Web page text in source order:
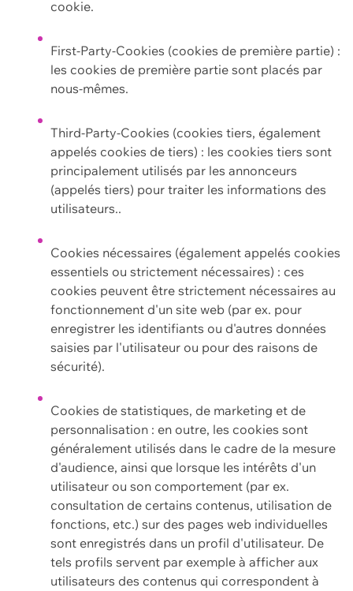
cookie.
First-Party-Cookies (cookies de première partie) :
les cookies de première partie sont placés par
nous-mêmes.
Third-Party-Cookies (cookies tiers, également
appelés cookies de tiers) : les cookies tiers sont
principalement utilisés par les annonceurs
(appelés tiers) pour traiter les informations des
utilisateurs..
Cookies nécessaires (également appelés cookies
essentiels ou strictement nécessaires) : ces
cookies peuvent être strictement nécessaires au
fonctionnement d'un site web (par ex. pour
enregistrer les identifiants ou d'autres données
saisies par l'utilisateur ou pour des raisons de
sécurité).
Cookies de statistiques, de marketing et de
personnalisation : en outre, les cookies sont
généralement utilisés dans le cadre de la mesure
d'audience, ainsi que lorsque les intérêts d'un
utilisateur ou son comportement (par ex.
consultation de certains contenus, utilisation de
fonctions, etc.) sur des pages web individuelles
sont enregistrés dans un profil d'utilisateur. De
tels profils servent par exemple à afficher aux
utilisateurs des contenus qui correspondent à